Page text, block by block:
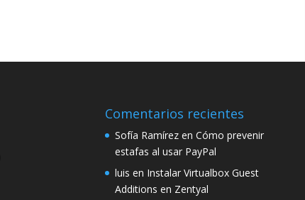
Comentarios recientes
Sofía Ramírezen Cómo prevenir
estafas al usar PayPal
luis en Instalar Virtualbox Guest
Additions en Zentyal